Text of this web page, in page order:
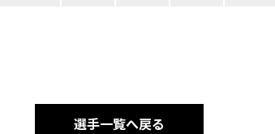
選手一覧へ戻る